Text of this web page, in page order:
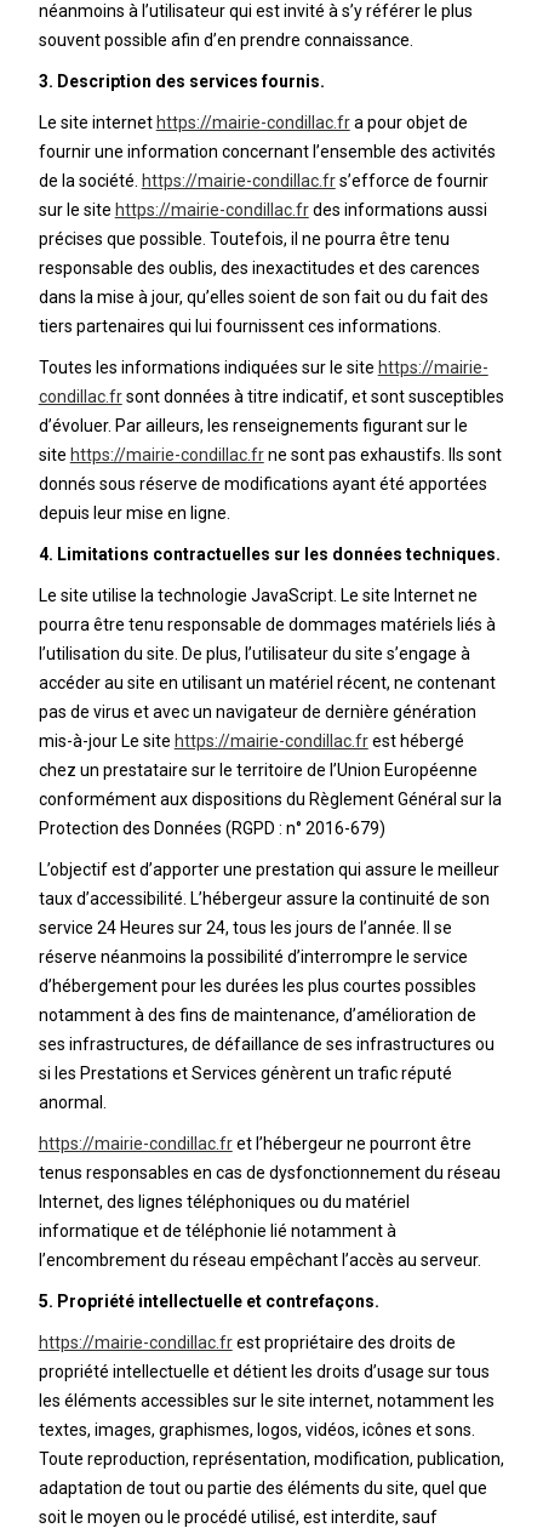
néanmoins à l’utilisateur qui est invité à s’y référer le plus
souvent possible afin d’en prendre connaissance.
3. Description des services fournis.
Le site internet https://mairie-condillac.fra pour objet de
fournir une information concernant l’ensemble des activités
de la société. https://mairie-condillac.frs’efforce de fournir
sur le site https://mairie-condillac.frdes informations aussi
précises que possible. Toutefois, il ne pourra être tenu
responsable des oublis, des inexactitudes et des carences
dans la mise à jour, qu’elles soient de son fait ou du fait des
tiers partenaires qui lui fournissent ces informations.
Toutes les informations indiquées sur le site https://mairie-
condillac.frsont données à titre indicatif, et sont susceptibles
d’évoluer. Par ailleurs, les renseignements figurant sur le
site https://mairie-condillac.frne sont pas exhaustifs. Ils sont
donnés sous réserve de modifications ayant été apportées
depuis leur mise en ligne.
4. Limitations contractuelles sur les données techniques.
Le site utilise la technologie JavaScript. Le site Internet ne
pourra être tenu responsable de dommages matériels liés à
l’utilisation du site. De plus, l’utilisateur du site s’engage à
accéder au site en utilisant un matériel récent, ne contenant
pas de virus et avec un navigateur de dernière génération
mis-à-jour Le site https://mairie-condillac.frest hébergé
chez un prestataire sur le territoire de l’Union Européenne
conformément aux dispositions du Règlement Général sur la
Protection des Données (RGPD : n° 2016-679)
L’objectif est d’apporter une prestation qui assure le meilleur
taux d’accessibilité. L’hébergeur assure la continuité de son
service 24 Heures sur 24, tous les jours de l’année. Il se
réserve néanmoins la possibilité d’interrompre le service
d’hébergement pour les durées les plus courtes possibles
notamment à des fins de maintenance, d’amélioration de
ses infrastructures, de défaillance de ses infrastructures ou
si les Prestations et Services génèrent un trafic réputé
anormal.
https://mairie-condillac.fret l’hébergeur ne pourront être
tenus responsables en cas de dysfonctionnement du réseau
Internet, des lignes téléphoniques ou du matériel
informatique et de téléphonie lié notamment à
l’encombrement du réseau empêchant l’accès au serveur.
5. Propriété intellectuelle et contrefaçons.
https://mairie-condillac.frest propriétaire des droits de
propriété intellectuelle et détient les droits d’usage sur tous
les éléments accessibles sur le site internet, notamment les
textes, images, graphismes, logos, vidéos, icônes et sons.
Toute reproduction, représentation, modification, publication,
adaptation de tout ou partie des éléments du site, quel que
soit le moyen ou le procédé utilisé, est interdite, sauf